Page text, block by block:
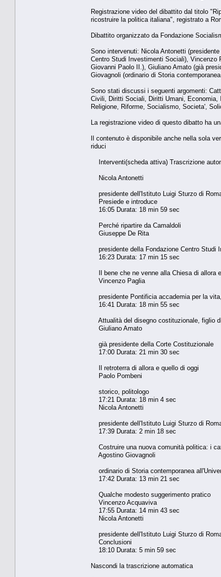
Registrazione video del dibattito dal titolo
ricostruire la politica italiana", registrato a
Dibattito organizzato da Fondazione
Sono intervenuti: Nicola Antonetti
Centro Studi Investimenti Sociali), Vincenzo
Giovanni Paolo II.), Giuliano Amato (già
Giovagnoli (ordinario di Storia
Sono stati discussi i seguenti argomenti:
Civili, Diritti Sociali, Diritti Umani,
Religione, Riforme, Socialismo, Societa',
La registrazione video di questo dibatto ha
Il contenuto è disponibile anche nella sola
riduci
Interventi(scheda attiva) Trascrizione
Nicola Antonetti
presidente dell'Istituto Luigi Sturzo di
Presiede e introduce
16:05 Durata: 18 min 59 sec
Perché ripartire da Camaldoli
Giuseppe De Rita
presidente della Fondazione Centro Studi
16:23 Durata: 17 min 15 sec
Il bene che ne venne alla Chiesa di allora
Vincenzo Paglia
presidente Pontificia accademia per la
16:41 Durata: 18 min 55 sec
Attualità del disegno costituzionale, figlio
Giuliano Amato
già presidente della Corte Costituzionale
17:00 Durata: 21 min 30 sec
Il retroterra di allora e quello di oggi
Paolo Pombeni
storico, politologo
17:21 Durata: 18 min 4 sec
Nicola Antonetti
presidente dell'Istituto Luigi Sturzo di
17:39 Durata: 2 min 18 sec
Costruire una nuova comunità politica: i
Agostino Giovagnoli
ordinario di Storia contemporanea
17:42 Durata: 13 min 21 sec
Qualche modesto suggerimento pratico
Vincenzo Acquaviva
17:55 Durata: 14 min 43 sec
Nicola Antonetti
presidente dell'Istituto Luigi Sturzo di
Conclusioni
18:10 Durata: 5 min 59 sec
Nascondi la trascrizione automatica